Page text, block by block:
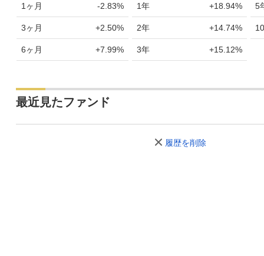
1ヶ月 -2.83%
3ヶ月 +2.50%
6ヶ月 +7.99%
1年 +18.94%
2年 +14.74%
3年 +15.12%
5
最近見たファンド
履歴を削除